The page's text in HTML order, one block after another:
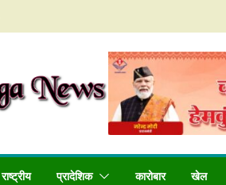
राष्ट्रीय प्रादेशिक कारोबार खेल